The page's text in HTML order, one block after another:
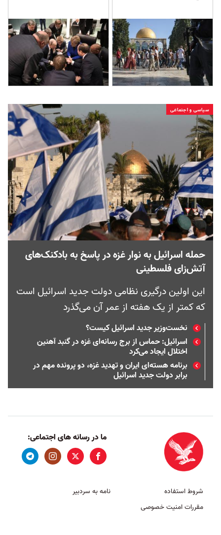
سیاسی و اجتماعی
حمله اسرائيل به نوار غزه در پاسخ به بادکنک‌های
آتش‌زای فلسطینی
این اولین درگیری نظامی دولت جدید اسرائیل است
که کمتر از یک هفته از عمر آن می‌گذرد
نخست‌وزیر جدید اسرائیل کیست؟
اسرائیل:‌ حماس از برج رسانه‌ای غزه در گنبد آهنین
اختلال ایجاد می‌کرد
برنامه هسته‌ای ایران و تهدید غزه، دو پرونده مهم در
برابر دولت جدید اسرائیل
ما در رسانه های اجتماعی:
شروط استفاده
مقررات امنیت خصوصی
نامه به سردبیر